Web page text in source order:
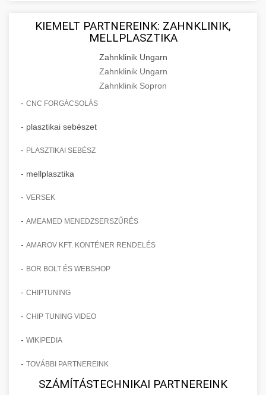
KIEMELT PARTNEREINK: ZAHNKLINIK,
MELLPLASZTIKA
Zahnklinik Ungarn
Zahnklinik Ungarn
Zahnklinik Sopron
- CNC FORGÁCSOLÁS
- plasztikai sebészet
- PLASZTIKAI SEBÉSZ
- mellplasztika
- VERSEK
- AMEAMED MENEDZSERSZŰRÉS
- AMAROV KFT. KONTÉNER RENDELÉS
- BOR BOLT ÉS WEBSHOP
- CHIPTUNING
- CHIP TUNING VIDEO
- WIKIPEDIA
- TOVÁBBI PARTNEREINK
SZÁMÍTÁSTECHNIKAI PARTNEREINK